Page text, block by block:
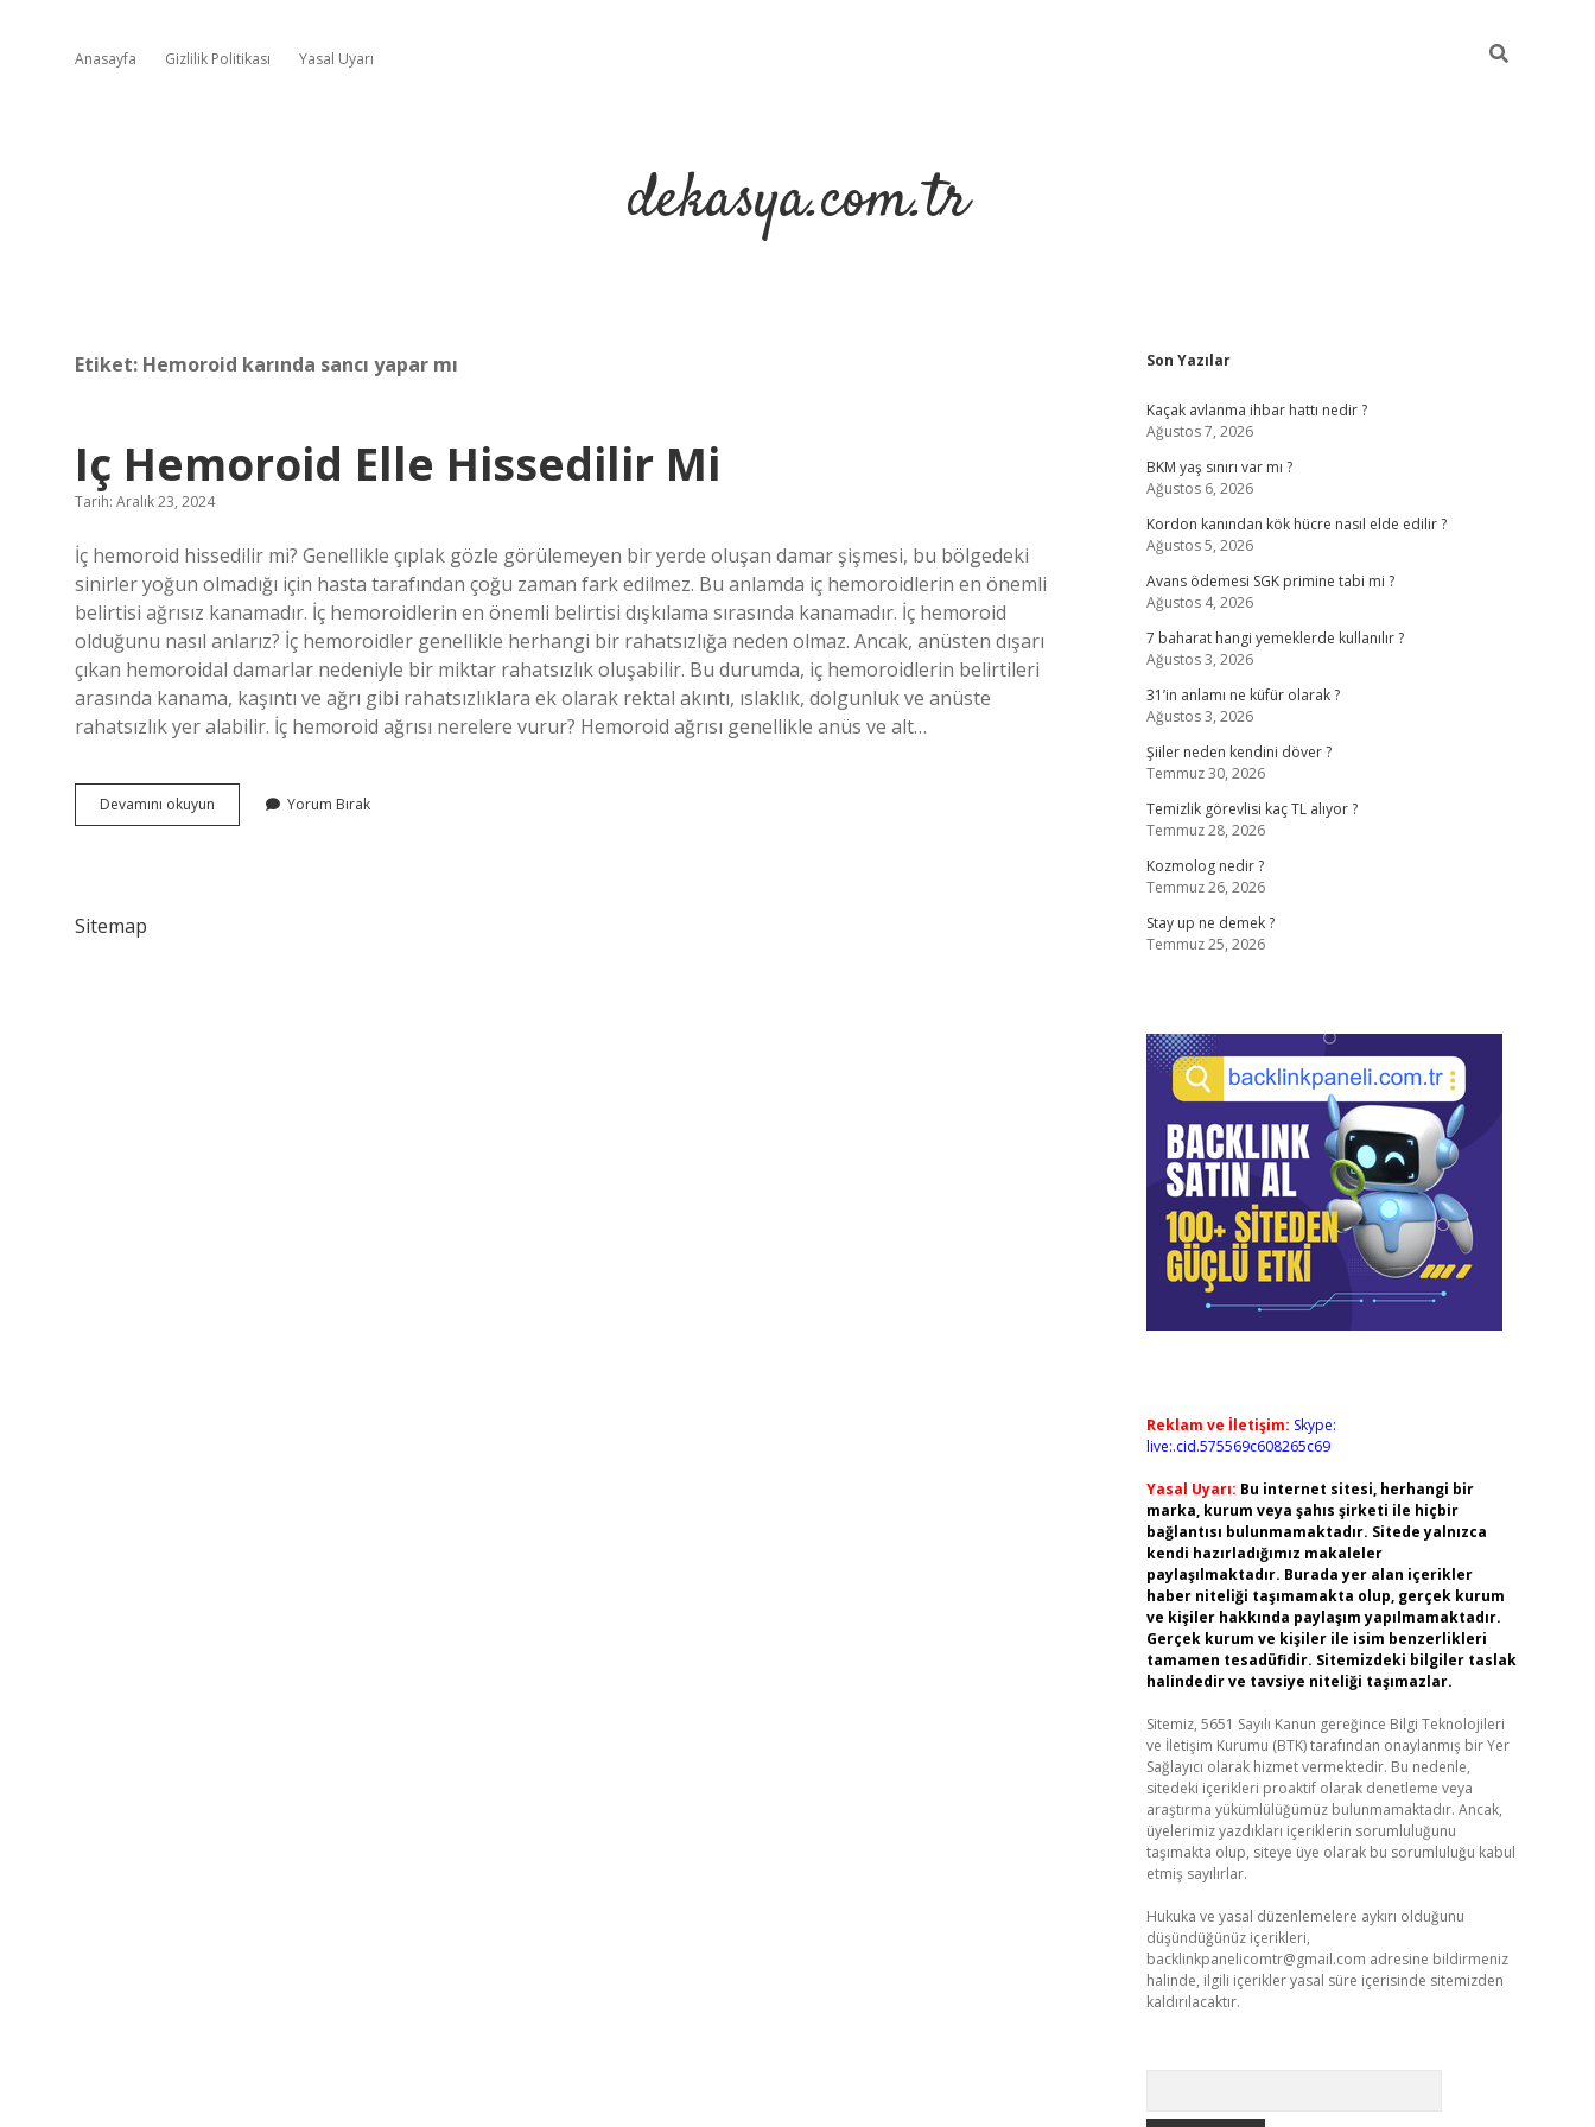
Anasayfa Gizlilik Politikası Yasal Uyarı
dekasya.com.tr
Etiket: Hemoroid karında sancı yapar mı
Iç Hemoroid Elle Hissedilir Mi
Tarih: Aralık 23, 2024
İç hemoroid hissedilir mi? Genellikle çıplak gözle görülemeyen bir yerde oluşan damar şişmesi, bu bölgedeki
sinirler yoğun olmadığı için hasta tarafından çoğu zaman fark edilmez. Bu anlamda iç hemoroidlerin en önemli
belirtisi ağrısız kanamadır. İç hemoroidlerin en önemli belirtisi dışkılama sırasında kanamadır. İç hemoroid
olduğunu nasıl anlarız? İç hemoroidler genellikle herhangi bir rahatsızlığa neden olmaz. Ancak, anüsten dışarı
çıkan hemoroidal damarlar nedeniyle bir miktar rahatsızlık oluşabilir. Bu durumda, iç hemoroidlerin belirtileri
arasında kanama, kaşıntı ve ağrı gibi rahatsızlıklara ek olarak rektal akıntı, ıslaklık, dolgunluk ve anüste
rahatsızlık yer alabilir. İç hemoroid ağrısı nerelere vurur? Hemoroid ağrısı genellikle anüs ve alt…
Devamını okuyun
Hemoroid
Yorum Bırak
Sitemap
Sidebar
Son Yazılar
Kaçak avlanma ihbar hattı nedir ?
Ağustos 7, 2026
BKM yaş sınırı var mı ?
Ağustos 6, 2026
Kordon kanından kök hücre nasıl elde edilir ?
Ağustos 5, 2026
Avans ödemesi SGK primine tabi mi ?
Ağustos 4, 2026
7 baharat hangi yemeklerde kullanılır ?
Ağustos 3, 2026
31’in anlamı ne küfür olarak ?
Ağustos 3, 2026
Şiiler neden kendini döver ?
Temmuz 30, 2026
Temizlik görevlisi kaç TL alıyor ?
Temmuz 28, 2026
Kozmolog nedir ?
Temmuz 26, 2026
Stay up ne demek ?
Temmuz 25, 2026
Reklam ve İletişim: Skype:
live:.cid.575569c608265c69
Yasal Uyarı: Bu internet sitesi, herhangi bir
marka, kurum veya şahıs şirketi ile hiçbir
bağlantısı bulunmamaktadır. Sitede yalnızca
kendi hazırladığımız makaleler
paylaşılmaktadır. Burada yer alan içerikler
haber niteliği taşımamakta olup, gerçek kurum
ve kişiler hakkında paylaşım yapılmamaktadır.
Gerçek kurum ve kişiler ile isim benzerlikleri
tamamen tesadüfidir. Sitemizdeki bilgiler taslak
halindedir ve tavsiye niteliği taşımazlar.
Sitemiz, 5651 Sayılı Kanun gereğince Bilgi Teknolojileri
ve İletişim Kurumu (BTK) tarafından onaylanmış bir Yer
Sağlayıcı olarak hizmet vermektedir. Bu nedenle,
sitedeki içerikleri proaktif olarak denetleme veya
araştırma yükümlülüğümüz bulunmamaktadır. Ancak,
üyelerimiz yazdıkları içeriklerin sorumluluğunu
taşımakta olup, siteye üye olarak bu sorumluluğu kabul
etmiş sayılırlar.
Hukuka ve yasal düzenlemelere aykırı olduğunu
düşündüğünüz içerikleri,
backlinkpanelicomtr@gmail.com adresine bildirmeniz
halinde, ilgili içerikler yasal süre içerisinde sitemizden
kaldırılacaktır.
betexper giriş